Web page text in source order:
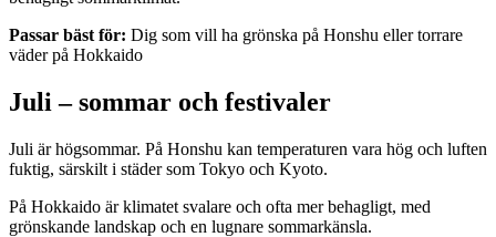
Passar bäst för: Dig som vill ha grönska på Honshu eller torrare
väder på Hokkaido
Juli – sommar och festivaler
Juli är högsommar. På Honshu kan temperaturen vara hög och luften
fuktig, särskilt i städer som Tokyo och Kyoto.
På Hokkaido är klimatet svalare och ofta mer behagligt, med
grönskande landskap och en lugnare sommarkänsla.